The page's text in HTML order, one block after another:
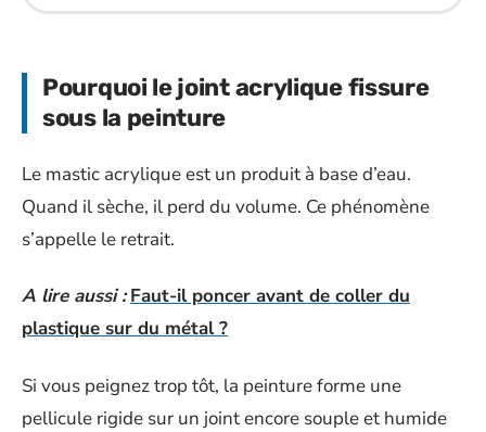
Pourquoi le joint acrylique fissure
sous la peinture
Le mastic acrylique est un produit à base d’eau.
Quand il sèche, il perd du volume. Ce phénomène
s’appelle le retrait.
A lire aussi : Faut-il poncer avant de coller du
plastique sur du métal ?
Si vous peignez trop tôt, la peinture forme une
pellicule rigide sur un joint encore souple et humide